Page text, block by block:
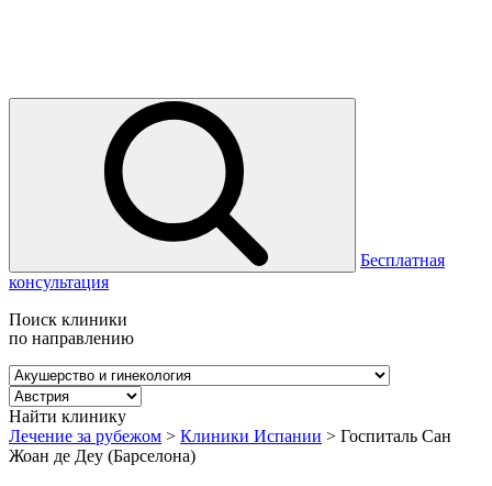
Бесплатная
консультация
Поиск клиники
по направлению
Найти клинику
Лечение за рубежом > Клиники Испании > Госпиталь Сан
Жоан де Деу (Барселона)